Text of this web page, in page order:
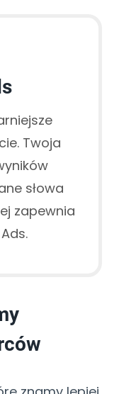
Twoja
słowa
zapewnia